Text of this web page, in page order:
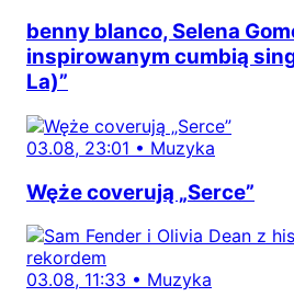
benny blanco, Selena
inspirowanym cumbią
La)”
03.08, 23:01 • Muzyka
Węże coverują „Serce”
03.08, 11:33 • Muzyka